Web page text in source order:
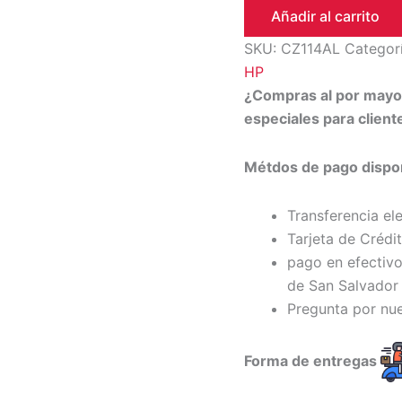
Añadir al carrito
SKU: CZ114AL
HP
¿Compras al por
especiales para
Métdos de pago
Transferencia
Tarjeta de
pago en
de San
Pregunta por
Forma de entregas